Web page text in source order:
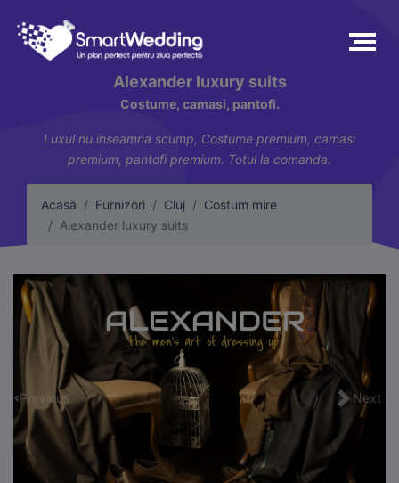
Alexander luxury suits
Costume, camasi, pantofi.
Luxul nu inseamna scump, Costume premium, camasi
premium, pantofi premium. Totul la comanda.
Acasă Furnizori Cluj
Costum mire
Alexander luxury suits
Previous Next